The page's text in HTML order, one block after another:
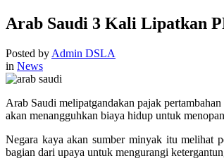
Arab Saudi 3 Kali Lipatkan
Posted by Admin DSLA
in News
Arab Saudi melipatgandakan pajak
akan menangguhkan biaya hidup untuk
Negara kaya akan sumber minyak itu melihat
bagian dari upaya untuk mengurangi